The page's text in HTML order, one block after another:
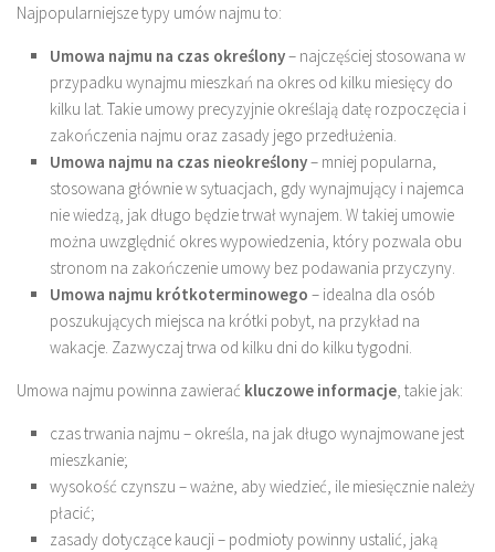
Najpopularniejsze typy umów najmu to:
Umowa najmu na czas określony– najczęściej stosowana w
przypadku wynajmu mieszkań na okres od kilku miesięcy do
kilku lat. Takie umowy precyzyjnie określają datę rozpoczęcia i
zakończenia najmu oraz zasady jego przedłużenia.
Umowa najmu na czas nieokreślony– mniej popularna,
stosowana głównie w sytuacjach, gdy wynajmujący i najemca
nie wiedzą, jak długo będzie trwał wynajem. W takiej umowie
można uwzględnić okres wypowiedzenia, który pozwala obu
stronom na zakończenie umowy bez podawania przyczyny.
Umowa najmu krótkoterminowego – idealna dla osób
poszukujących miejsca na krótki pobyt, na przykład na
wakacje. Zazwyczaj trwa od kilku dni do kilku tygodni.
Umowa najmu powinna zawierać kluczowe informacje, takie jak:
czas trwania najmu – określa, na jak długo wynajmowane jest
mieszkanie;
wysokość czynszu – ważne, aby wiedzieć, ile miesięcznie należy
płacić;
zasady dotyczące kaucji – podmioty powinny ustalić, jaką